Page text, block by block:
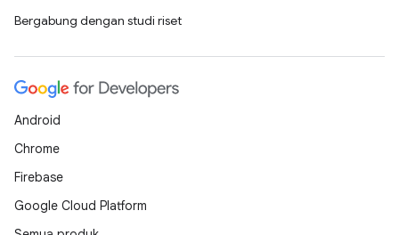
Bergabung dengan studi riset
Android
Chrome
Firebase
Google Cloud Platform